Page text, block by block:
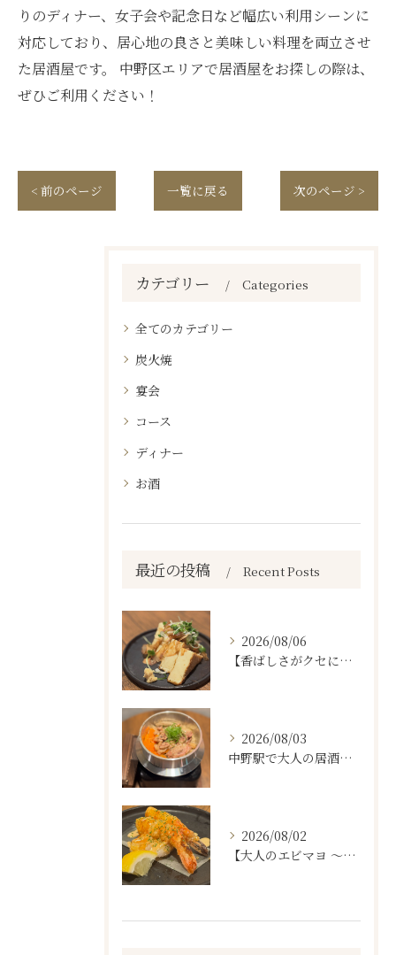
りのディナー、女子会や記念日など幅広い利用シーンに
対応しており、居心地の良さと美味しい料理を両立させ
た居酒屋です。 中野区エリアで居酒屋をお探しの際は、
ぜひご利用ください！
< 前のページ 一覧に戻る 次のページ >
カテゴリー Categories
全てのカテゴリー
炭火焼
宴会
コース
ディナー
お酒
最近の投稿 Recent Posts
2026/08/06
【香ばしさがクセになる。
2026/08/03
中野駅で大人の居酒屋をお探しならぜひワラテルへ！
2026/08/02
【大人のエビマヨ ～燻製ハバネロマヨ～🦐🔥】